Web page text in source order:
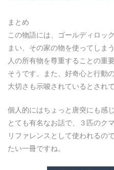
まとめ
この物語には、ゴールディロッ
まい、その家の物を使ってしま
人の所有物を尊重することの重
そうです。また、好奇心と行動
大切さも示唆されているとされて
個人的にはちょっと唐突にも感
とても有名なお話で、３匹のク
リファレンスとして使われるの
たい一冊ですね。